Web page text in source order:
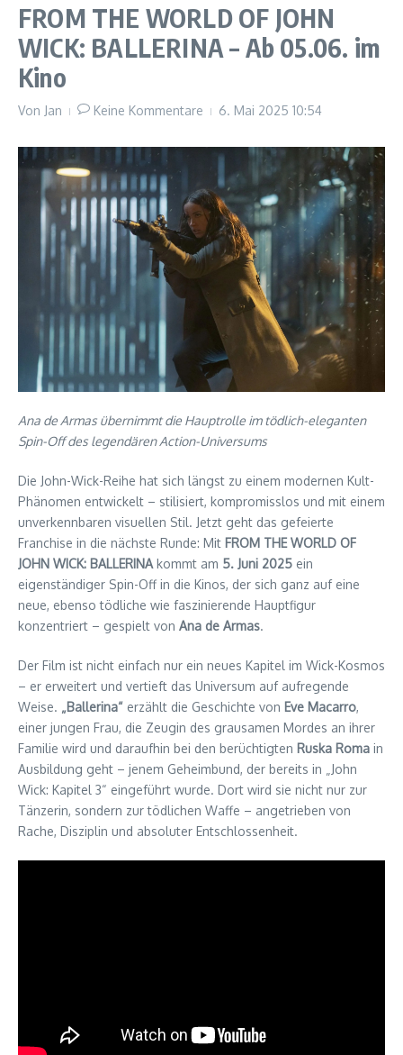
FROM THE WORLD OF JOHN
WICK: BALLERINA – Ab 05.06. im
Kino
Von Jan Keine Kommentare 6. Mai 2025 10:54
Ana de Armas übernimmt die Hauptrolle im tödlich-eleganten
Spin-Off des legendären Action-Universums
Die John-Wick-Reihe hat sich längst zu einem modernen Kult-
Phänomen entwickelt – stilisiert, kompromisslos und mit einem
unverkennbaren visuellen Stil. Jetzt geht das gefeierte
Franchise in die nächste Runde: Mit FROM THE WORLD OF
JOHN WICK: BALLERINA kommt am 5. Juni 2025 ein
eigenständiger Spin-Off in die Kinos, der sich ganz auf eine
neue, ebenso tödliche wie faszinierende Hauptfigur
konzentriert – gespielt von Ana de Armas.
Der Film ist nicht einfach nur ein neues Kapitel im Wick-Kosmos
– er erweitert und vertieft das Universum auf aufregende
Weise. „Ballerina“ erzählt die Geschichte von Eve Macarro,
einer jungen Frau, die Zeugin des grausamen Mordes an ihrer
Familie wird und daraufhin bei den berüchtigten Ruska Roma in
Ausbildung geht – jenem Geheimbund, der bereits in „John
Wick: Kapitel 3“ eingeführt wurde. Dort wird sie nicht nur zur
Tänzerin, sondern zur tödlichen Waffe – angetrieben von
Rache, Disziplin und absoluter Entschlossenheit.